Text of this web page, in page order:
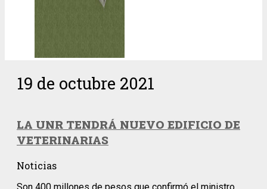
19 de octubre 2021
LA UNR TENDRÁ NUEVO EDIFICIO DE
VETERINARIAS
Noticias
Son 400 millones de pesos que confirmó el ministro